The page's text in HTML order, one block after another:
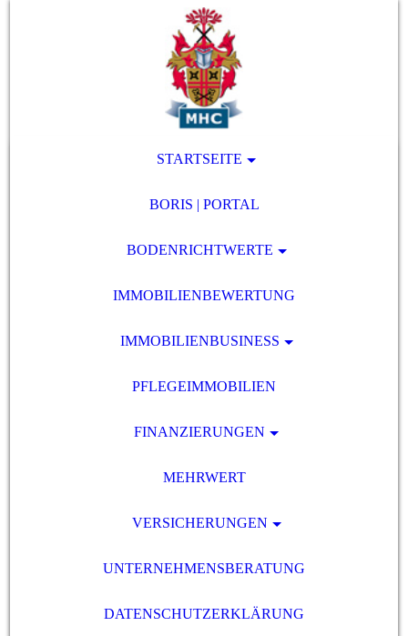
STARTSEITE
BORIS | PORTAL
BODENRICHTWERTE
IMMOBILIENBEWERTUNG
IMMOBILIENBUSINESS
PFLEGEIMMOBILIEN
FINANZIERUNGEN
MEHRWERT
VERSICHERUNGEN
UNTERNEHMENSBERATUNG
DATENSCHUTZERKLÄRUNG